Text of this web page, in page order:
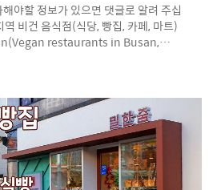
야할 정보가 있으면 댓글로 알려 주십
비건 음식점(식당, 빵집, 카페, 마트)
restaurants in Busan,
Vegan cafes in Busan) 네이버 지
점) https://naver.me/FoR5vr9B 네
5i0oJtFF 네이버 지도 - 저장
리스트로 보기 1. 식사 가능
뉴를 갖추고 있는 곳) 다전 유형 : 식